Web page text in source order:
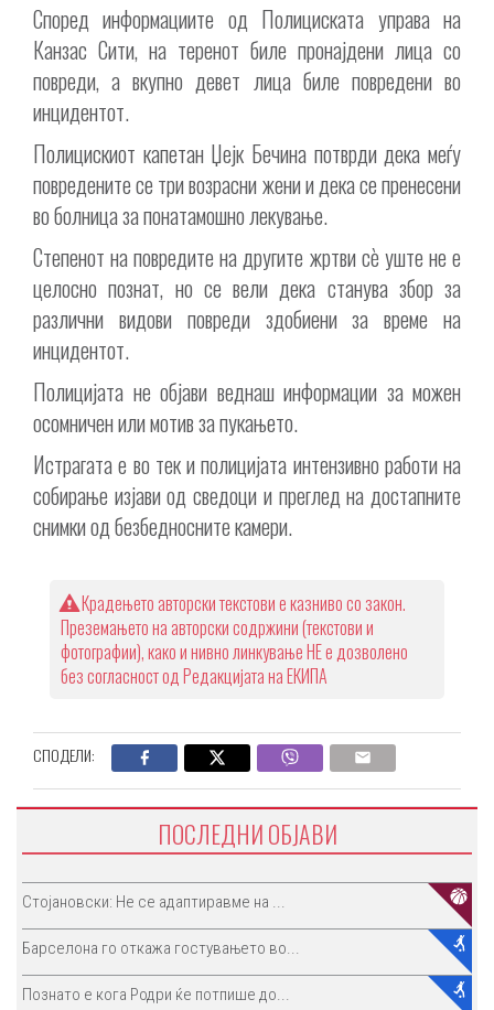
Според информациите од Полициската управа на
Канзас Сити, на теренот биле пронајдени лица со
повреди, а вкупно девет лица биле повредени во
инцидентот.
Полицискиот капетан Џејк Бечина потврди дека меѓу
повредените се три возрасни жени и дека се пренесени
во болница за понатамошно лекување.
Степенот на повредите на другите жртви сè уште не е
целосно познат, но се вели дека станува збор за
различни видови повреди здобиени за време на
инцидентот.
Полицијата не објави веднаш информации за можен
осомничен или мотив за пукањето.
Истрагата е во тек и полицијата интензивно работи на
собирање изјави од сведоци и преглед на достапните
снимки од безбедносните камери.
Крадењето авторски текстови е казниво со закон.
Преземањето на авторски содржини (текстови и
фотографии), како и нивно линкување НЕ е дозволено
без согласност од Редакцијата на ЕКИПА
СПОДЕЛИ:
ПОСЛЕДНИ ОБЈАВИ
Стојановски: Не се адаптиравме на ...
Барселона го откажа гостувањето во...
Познато е кога Родри ќе потпише до...